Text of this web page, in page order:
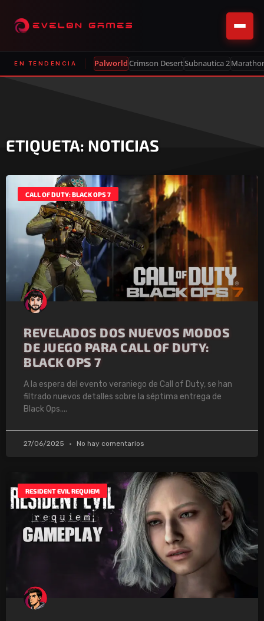
EN TENDENCIA PalworldCrimson DesertSubnautica 2
ETIQUETA: NOTICIAS
CALL OF DUTY: BLACK OPS 7
REVELADOS DOS NUEVOS MODOS
DE JUEGO PARA CALL OF DUTY:
BLACK OPS 7
A la espera del evento veraniego de Call of Duty, se han
filtrado nuevos detalles sobre la séptima entrega de
Black Ops.
27/06/2025 No hay comentarios
RESIDENT EVIL REQUIEM